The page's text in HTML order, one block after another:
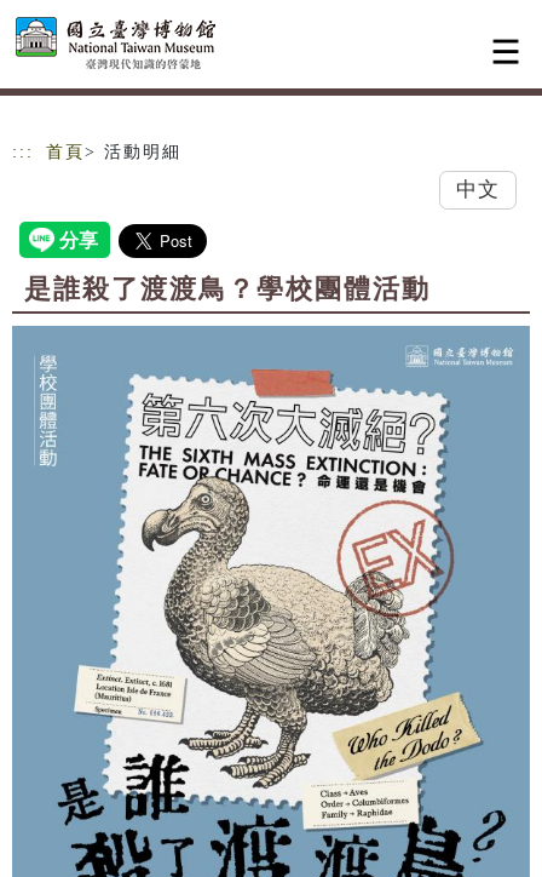
跳到主要內容
網站導覽
::: 首頁 > 活動明細
中文
是誰殺了渡渡鳥？學校團體活動